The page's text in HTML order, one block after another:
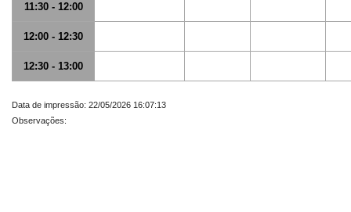
11:30 - 12:00
12:00 - 12:30
12:30 - 13:00
Data de impressão: 22/05/2026 16:07:13
Observações: